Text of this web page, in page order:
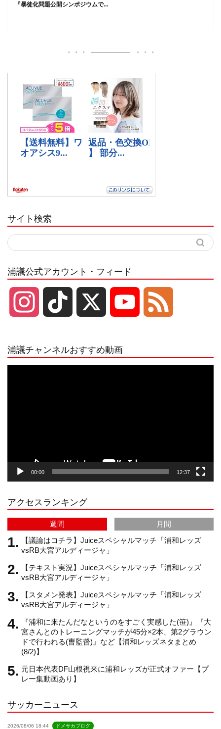
『暴徒化問題公開シンポジウムで...
サイト検索
浦議公式アカウント・フィード
r
a
m
e
C
h
a
n
浦議チャンネルおすすめ動画
00:00 12:37
アクセスランキング
週間
月間
【議論はコチラ】Juiceスペシャルマッチ「浦和レッズ
vsRB大宮アルディージャ」
【テキスト実況】Juiceスペシャルマッチ「浦和レッズ
vsRB大宮アルディージャ」
【スタメン発表】Juiceスペシャルマッチ「浦和レッズ
vsRB大宮アルディージャ」
『浦和に来たんだなというのをすごく実感した(笹)』『大
宮さんとのトレーニングマッチが45分×2本、第2グラウン
ドで行われる(曺監督)』など【浦和レッズネタまとめ
(8/2)】
元日本代表DF山根視来に浦和レッズが正式オファー【プ
レー集動画あり】
サッカーニュース
2026/08/06 18:44 ドメサカブログ